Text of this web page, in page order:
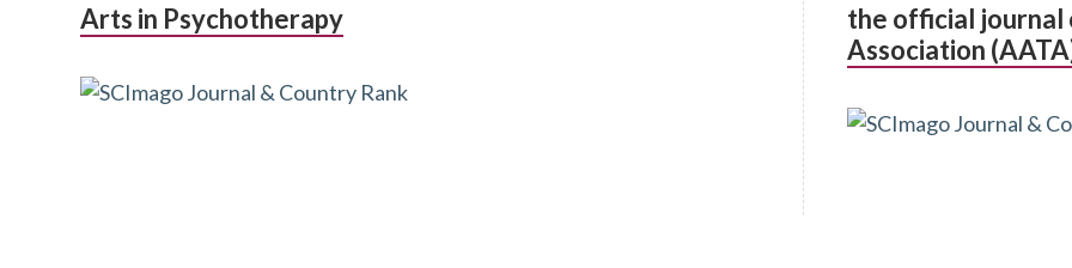
Arts in Psychotherapy
the official journal
Association